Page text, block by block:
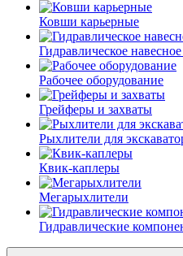
Ковши карьерные
Гидравлическое
Рабочее оборудование
Грейферы и захваты
Рыхлители для
Квик-каплеры
Мегарыхлители
Гидравлические